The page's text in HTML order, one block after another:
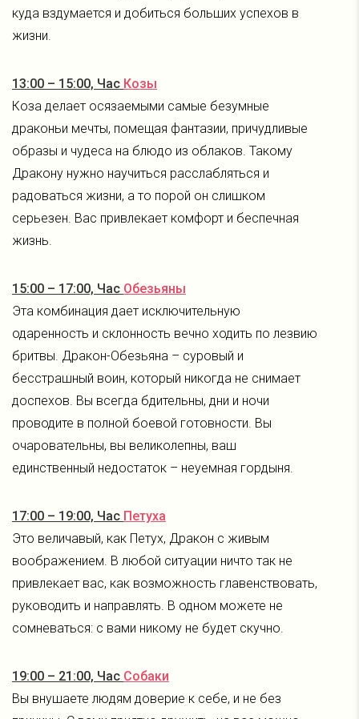
куда вздумается и добиться больших успехов в
жизни.
13:00 – 15:00, Час Козы
Коза делает осязаемыми самые безумные
драконьи мечты, помещая фантазии, причудливые
образы и чудеса на блюдо из облаков. Такому
Дракону нужно научиться расслабляться и
радоваться жизни, а то порой он слишком
серьезен. Вас привлекает комфорт и беспечная
жизнь.
15:00 – 17:00, Час Обезьяны
Эта комбинация дает исключительную
одаренность и склонность вечно ходить по лезвию
бритвы. Дракон-Обезьяна – суровый и
бесстрашный воин, который никогда не снимает
доспехов. Вы всегда бдительны, дни и ночи
проводите в полной боевой готовности. Вы
очаровательны, вы великолепны, ваш
единственный недостаток – неуемная гордыня.
17:00 – 19:00, Час Петуха
Это величавый, как Петух, Дракон с живым
воображением. В любой ситуации ничто так не
привлекает вас, как возможность главенствовать,
руководить и направлять. В одном можете не
сомневаться: с вами никому не будет скучно.
19:00 – 21:00, Час Собаки
Вы внушаете людям доверие к себе, и не без